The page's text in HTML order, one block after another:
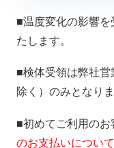
■温度変化の影響
たします。
■検体受領は弊社
除く）のみとなりま
■初めてご利用のお
のお支払いについて